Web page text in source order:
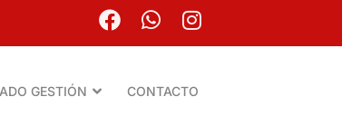
GESTIÓN CONTACTO